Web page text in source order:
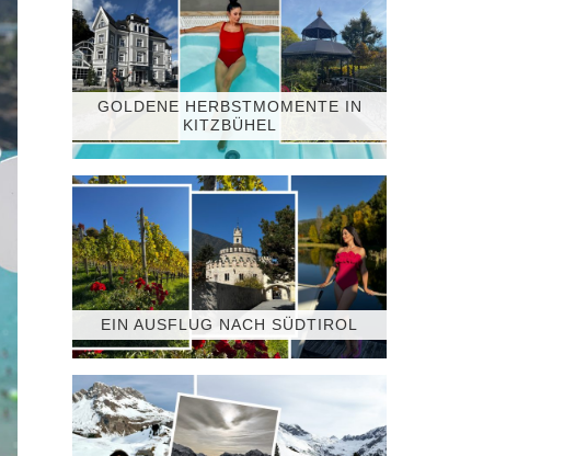
GOLDENE HERBSTMOMENTE IN
KITZBÜHEL
EIN AUSFLUG NACH SÜDTIROL